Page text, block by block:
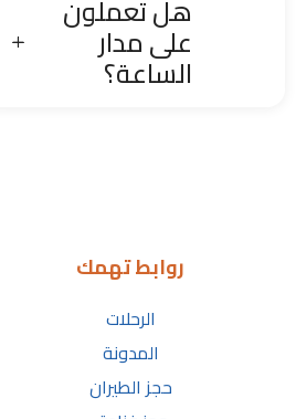
هل تعملون
على مدار
الساعة؟
روابط تهمك
الرحلات
المدونة
حجز الطيران